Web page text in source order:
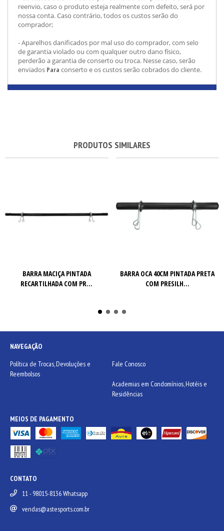
reenvio, caso o produto esteja realmente com defeito, será por
nossa conta. Caso contrário, todos os custos serão do
comprador;
- Aparelhos danificados por mal uso do comprador, com selo
de garantia violado ou com qualquer outro dano físico,
perderão a garantia de conserto ou troca. Nesse caso, serão
enviados Para conserto e os custos serão cobrados do cliente.
PRODUTOS SIMILARES
BARRA MACIÇA PINTADA
RECARTILHADA COM PR...
BARRA OCA 40CM PINTADA PRETA
COM PRESILH...
NAVEGAÇÃO
Política de Trocas, Devoluções e
Reembolsos
Fale Conosco
Academias em Condomínios, Hotéis e
Residências
MEIOS DE PAGAMENTO
CONTATO
11 - 98015-8136 Whatsapp
vendas@astesports.com.br